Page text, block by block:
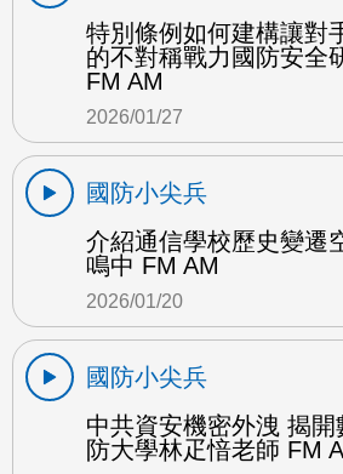
特別條例如何建構讓對
的不對稱戰力國防安全
FM AM
2026/01/27
國防小尖兵
介紹通信學校歷史變遷
鳴中 FM AM
2026/01/20
國防小尖兵
中共資安機密外洩 揭開
防大學林疋愔老師 FM